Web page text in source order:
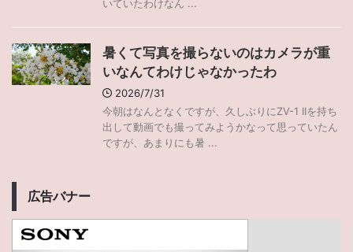
いていたわけなん ...
暑くて写真を撮らないのはカメラが重
いなんてわけじゃなかったわ
2026/7/31
今朝はなんとなくですが、久しぶりにZV-1 IIを持ち
出して動画でも撮ってみようかなって思っていたん
ですが、あまりにも暑 ...
広告バナー